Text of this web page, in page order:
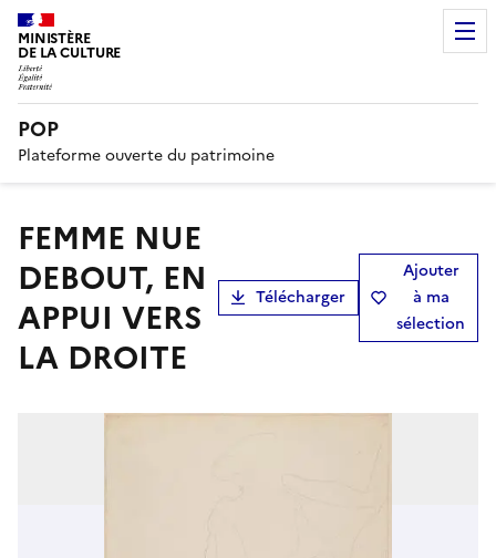
MINISTÈRE
DE LA CULTURE
POP
Plateforme ouverte du patrimoine
FEMME NUE
DEBOUT, EN
APPUI VERS
LA DROITE
Télécharger
Ajouter
à ma
sélection